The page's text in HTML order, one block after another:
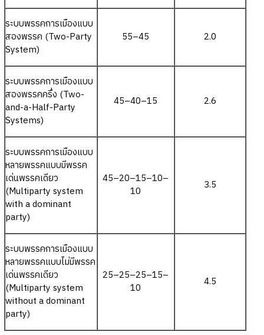
ระบบพรรคการเมืองแบบ
สองพรรค (Two-Party
System)
55–45 2.0
ระบบพรรคการเมืองแบบ
สองพรรคครึ่ง (Two-
and-a-Half-Party
Systems)
45–40–15 2.6
ระบบพรรคการเมืองแบบ
หลายพรรคแบบมีพรรค
เด่นพรรคเดียว
(Multiparty system
with a dominant
party)
45–20–15–10–
10
3.5
ระบบพรรคการเมืองแบบ
หลายพรรคแบบไม่มีพรรค
เด่นพรรคเดียว
(Multiparty system
without a dominant
party)
25–25–25–15–
10
4.5